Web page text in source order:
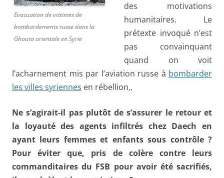
Evacuation de victimes de
bombardements russe dans la
Ghouta orientale en Syrie
des motivations
humanitaires. Le
prétexte invoqué n’est
pas convainquant
quand on voit
l’acharnement mis par l’aviation russe à bombarder
les villes syriennes en rébellion,.
Ne s’agirait-il pas plutôt de s’assurer le retour et
la loyauté des agents infiltrés chez Daech en
ayant leurs femmes et enfants sous contrôle ?
Pour éviter que, pris de colère contre leurs
commanditaires du FSB pour avoir été sacrifiés,